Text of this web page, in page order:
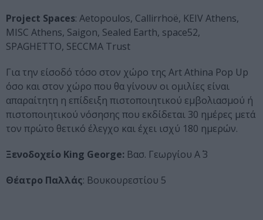
Project Spaces: Aetopoulos, Callirrhoë, KEIV Athens,
MISC Athens, Saigon, Sealed Earth, space52,
SPAGHETTO, SECCMA Trust
Για την είσοδό τόσο στον χώρο της Art Athina Pop Up
όσο και στον χώρο που θα γίνουν οι ομιλίες είναι
απαραίτητη η επίδειξη πιστοποιητικού εμβολιασμού ή
πιστοποιητικού νόσησης που εκδίδεται 30 ημέρες μετά
τον πρώτο θετικό έλεγχο και έχει ισχύ 180 ημερών.
Ξενοδοχείο King George: Βασ. Γεωργίου Α΄ 3
Θέατρο Παλλάς: Βουκουρεστίου 5